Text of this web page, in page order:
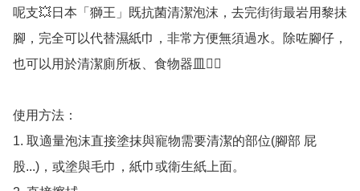
呢支💥日本「獅王」既抗菌清潔泡沫，去完街街最岩用黎抺
腳，完全可以代替濕紙巾，非常方便無須過水。除咗腳仔，
也可以用於清潔廁所板、食物器皿👍🏻
使用方法：
1. 取適量泡沫直接塗抹與寵物需要清潔的部位(腳部 屁
股...)，或塗與毛巾，紙巾或衛生紙上面。